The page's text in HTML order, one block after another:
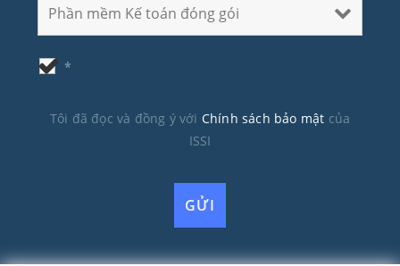
*
Tôi đã đọc và đồng ý với Chính sách bảo mật của
ISSI